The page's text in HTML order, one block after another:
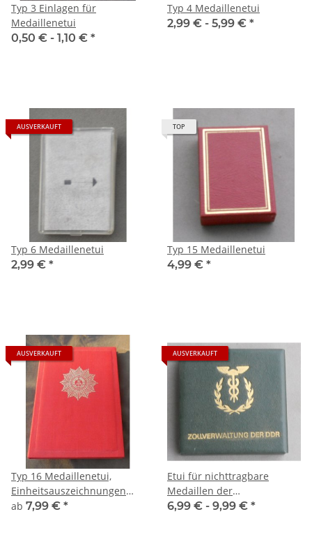
Typ 3 Einlagen für
Medaillenetui
0,50 € - 1,10 € *
Typ 4 Medaillenetui
2,99 € - 5,99 € *
AUSVERKAUFT
Typ 6 Medaillenetui
2,99 € *
TOP
Typ 15 Medaillenetui
4,99 € *
AUSVERKAUFT
Typ 16 Medaillenetui,
Einheitsauszeichnungen
MdI
ab 7,99 € *
AUSVERKAUFT
Etui für nichttragbare
Medaillen der
Zollverwaltung
6,99 € - 9,99 € *